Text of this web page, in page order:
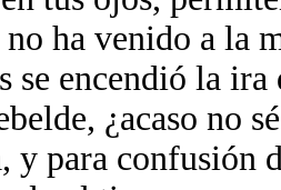
no ha venido a la
se encendió la
¿acaso no
y para confusión